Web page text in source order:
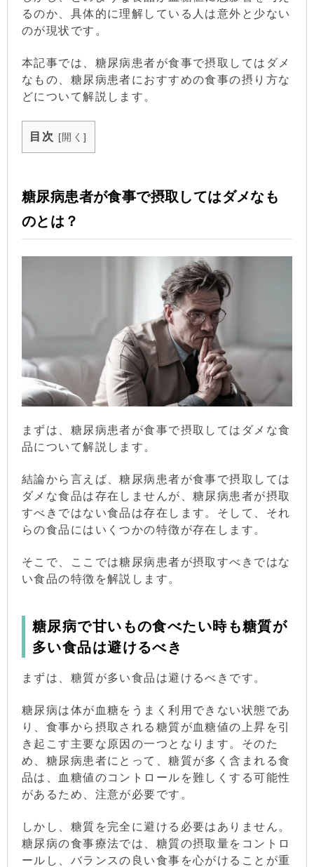
るのか、具体的に理解している人は意外と少ない
のが現状です。
本記事では、糖尿病患者が食事で摂取してはダメ
なもの、糖尿病患者におすすめの食事の摂り方な
どについて解説します。
目次 [開く]
糖尿病患者が食事で摂取してはダメなも
のとは？
まずは、糖尿病患者が食事で摂取してはダメな食
品について解説します。
結論から言えば、糖尿病患者が食事で摂取しては
ダメな食品は存在しませんが、糖尿病患者が摂取
すべきではない食品は存在します。そして、それ
らの食品にはいくつかの特徴が存在します。
そこで、ここでは糖尿病患者が摂取すべきではな
い食品の特徴を解説します。
糖尿病で甘いもの食べたい時も糖質が
多い食品は避けるべき
まずは、糖質が多い食品は避けるべきです。
糖尿病は体が血糖をうまく利用できない状態であ
り、食事から摂取される糖質が血糖値の上昇を引
き起こす主要な原因の一つとなります。そのた
め、糖尿病患者にとって、糖質が多く含まれる食
品は、血糖値のコントロールを難しくする可能性
があるため、注意が必要です。
しかし、糖質を完全に避ける必要はありません。
糖尿病の食事療法では、糖質の摂取量をコントロ
ールし、バランスの良い食事を心がけることが重